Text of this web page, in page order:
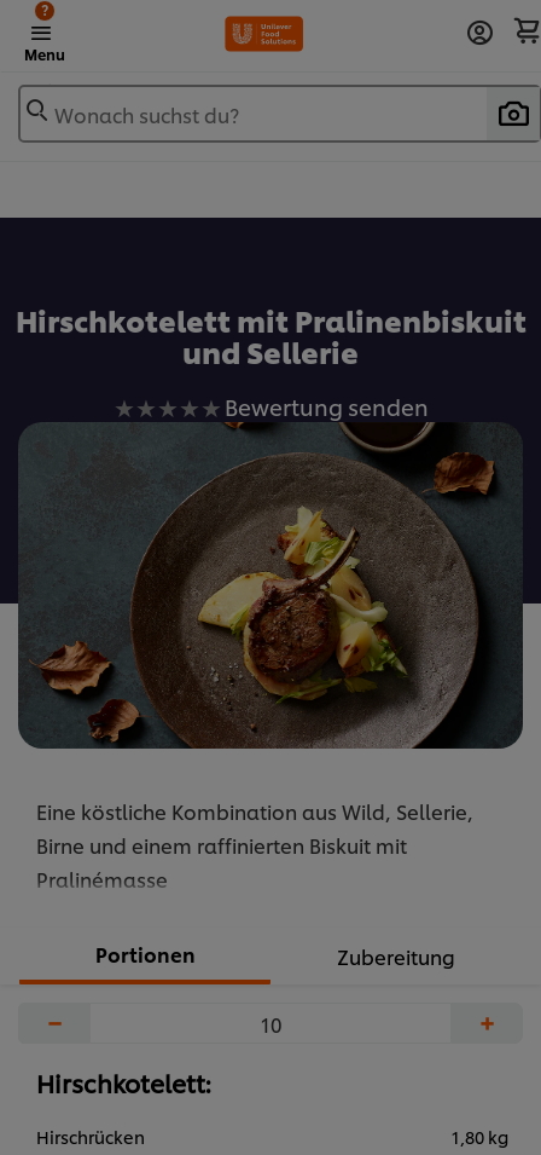
Menu
?
Wonach suchst du?
Hirschkotelett mit Pralinenbiskuit
und Sellerie
Keine
Bewertungen
für
dieses
recipe
abgegeben
Bewertung senden
Eine köstliche Kombination aus Wild, Sellerie,
Birne und einem raffinierten Biskuit mit
Pralinémasse
Portionen Zubereitung
− +
Hirschkotelett:
Hirschrücken
1,80 kg